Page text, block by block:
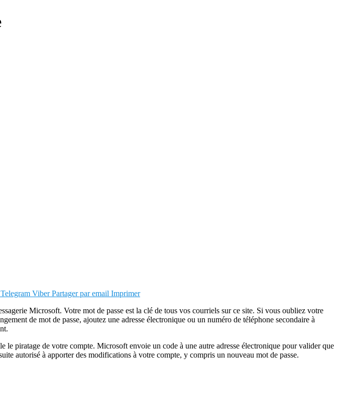
Telegram Viber Partager par email Imprimer
Microsoft. Votre mot de passe est la clé de tous vos courriels sur ce site. Si vous oubliez votre
de mot de passe, ajoutez une adresse électronique ou un numéro de téléphone secondaire à
piratage de votre compte. Microsoft envoie un code à une autre adresse électronique pour valider que
autorisé à apporter des modifications à votre compte, y compris un nouveau mot de passe.